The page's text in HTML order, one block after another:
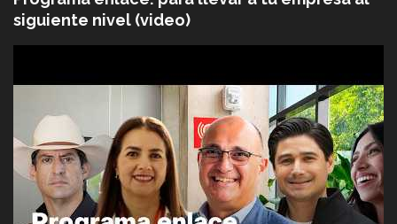
siguiente nivel (video)